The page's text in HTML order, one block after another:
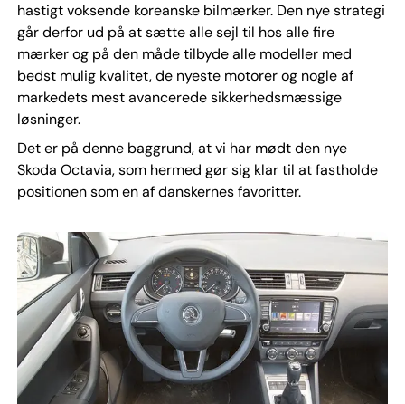
hastigt voksende koreanske bilmærker. Den nye strategi
går derfor ud på at sætte alle sejl til hos alle fire
mærker og på den måde tilbyde alle modeller med
bedst mulig kvalitet, de nyeste motorer og nogle af
markedets mest avancerede sikkerhedsmæssige
løsninger.
Det er på denne baggrund, at vi har mødt den nye
Skoda Octavia, som hermed gør sig klar til at fastholde
positionen som en af danskernes favoritter.